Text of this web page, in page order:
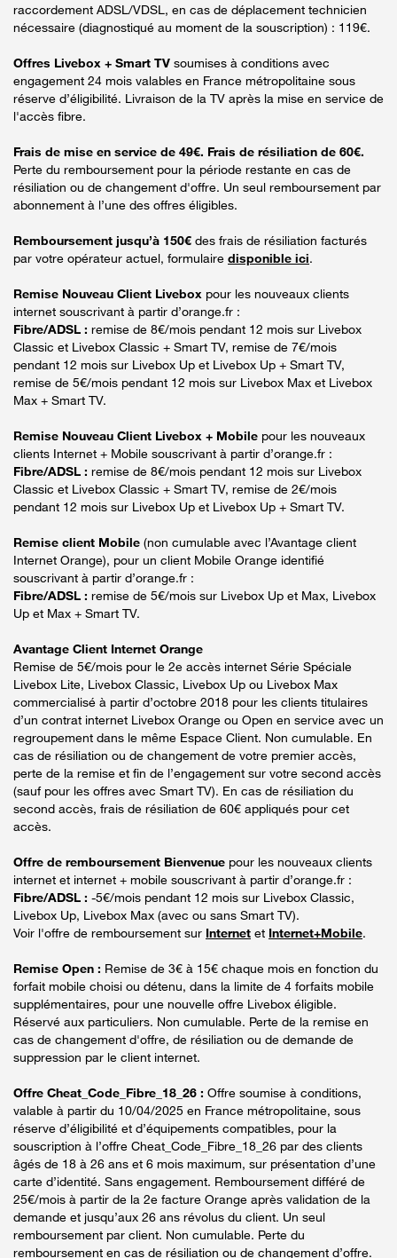
raccordement ADSL/VDSL, en cas de déplacement technicien
nécessaire (diagnostiqué au moment de la souscription) : 119€.
Offres Livebox + Smart TV soumises à conditions avec
engagement 24 mois valables en France métropolitaine sous
réserve d’éligibilité. Livraison de la TV après la mise en service de
l'accès fibre.
Frais de mise en service de 49€. Frais de résiliation de 60€.
Perte du remboursement pour la période restante en cas de
résiliation ou de changement d'offre. Un seul remboursement par
abonnement à l’une des offres éligibles.
Remboursement jusqu’à 150€ des frais de résiliation facturés
par votre opérateur actuel, formulaire disponible ici.
Remise Nouveau Client Livebox pour les nouveaux clients
internet souscrivant à partir d’orange.fr :
Fibre/ADSL : remise de 8€/mois pendant 12 mois sur Livebox
Classic et Livebox Classic + Smart TV, remise de 7€/mois
pendant 12 mois sur Livebox Up et Livebox Up + Smart TV,
remise de 5€/mois pendant 12 mois sur Livebox Max et Livebox
Max + Smart TV.
Remise Nouveau Client Livebox + Mobile pour les nouveaux
clients Internet + Mobile souscrivant à partir d’orange.fr :
Fibre/ADSL : remise de 8€/mois pendant 12 mois sur Livebox
Classic et Livebox Classic + Smart TV, remise de 2€/mois
pendant 12 mois sur Livebox Up et Livebox Up + Smart TV.
Remise client Mobile (non cumulable avec l’Avantage client
Internet Orange), pour un client Mobile Orange identifié
souscrivant à partir d’orange.fr :
Fibre/ADSL : remise de 5€/mois sur Livebox Up et Max, Livebox
Up et Max + Smart TV.
Avantage Client Internet Orange
Remise de 5€/mois pour le 2e accès internet Série Spéciale
Livebox Lite, Livebox Classic, Livebox Up ou Livebox Max
commercialisé à partir d’octobre 2018 pour les clients titulaires
d’un contrat internet Livebox Orange ou Open en service avec un
regroupement dans le même Espace Client. Non cumulable. En
cas de résiliation ou de changement de votre premier accès,
perte de la remise et fin de l’engagement sur votre second accès
(sauf pour les offres avec Smart TV). En cas de résiliation du
second accès, frais de résiliation de 60€ appliqués pour cet
accès.
Offre de remboursement Bienvenue pour les nouveaux clients
internet et internet + mobile souscrivant à partir d’orange.fr :
Fibre/ADSL : -5€/mois pendant 12 mois sur Livebox Classic,
Livebox Up, Livebox Max (avec ou sans Smart TV).
Voir l'offre de remboursement sur Internet et Internet+Mobile.
Remise Open : Remise de 3€ à 15€ chaque mois en fonction du
forfait mobile choisi ou détenu, dans la limite de 4 forfaits mobile
supplémentaires, pour une nouvelle offre Livebox éligible.
Réservé aux particuliers. Non cumulable. Perte de la remise en
cas de changement d'offre, de résiliation ou de demande de
suppression par le client internet.
Offre Cheat_Code_Fibre_18_26 : Offre soumise à conditions,
valable à partir du 10/04/2025 en France métropolitaine, sous
réserve d’éligibilité et d’équipements compatibles, pour la
souscription à l’offre Cheat_Code_Fibre_18_26 par des clients
âgés de 18 à 26 ans et 6 mois maximum, sur présentation d’une
carte d’identité. Sans engagement. Remboursement différé de
25€/mois à partir de la 2e facture Orange après validation de la
demande et jusqu’aux 26 ans révolus du client. Un seul
remboursement par client. Non cumulable. Perte du
remboursement en cas de résiliation ou de changement d’offre.